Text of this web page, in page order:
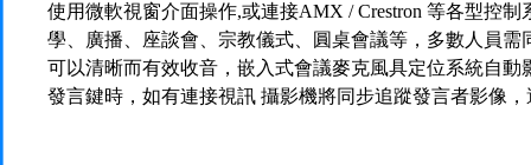
使用微軟視窗介面操作,或連接AMX / Crestron 等各型控
學、廣播、座談會、宗教儀式、圓桌會議等，多數人員需
可以清晰而有效收音，嵌入式會議麥克風具定位系統自動
發言鍵時，如有連接視訊 攝影機將同步追蹤發言者影像